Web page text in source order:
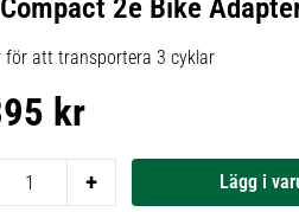
2e Bike
för att transportera 3 cyklar
kr
+